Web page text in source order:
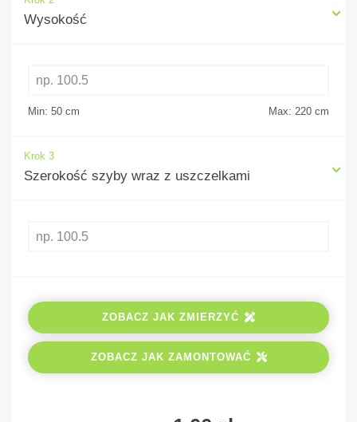
Wysokość
Min: 50 cm Max: 220 cm
Krok 3
Szerokość szyby wraz z uszczelkami
ZOBACZ JAK ZMIERZYĆ
ZOBACZ JAK ZAMONTOWAĆ